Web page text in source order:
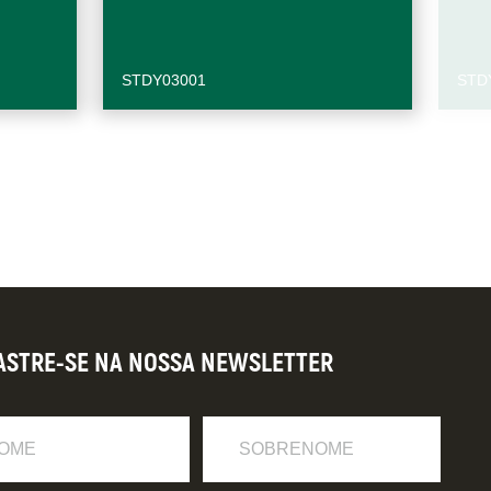
STDY03001
SE NA NOSSA NEWSLETTER